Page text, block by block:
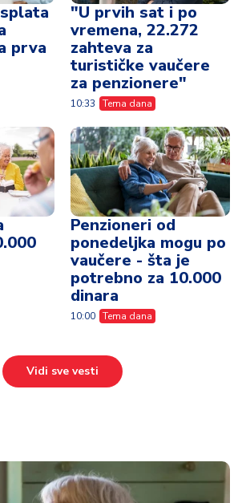
prva
"U prvih sat i po
vremena, 22.272
zahteva za
turističke vaučere
za penzionere"
10:33 Tema dana
Penzioneri od
ponedeljka mogu po
vaučere - šta je
potrebno za 10.000
dinara
10:00 Tema dana
Vidi sve vesti